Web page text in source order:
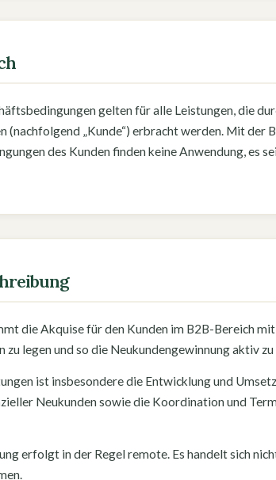
gelten für alle Leistungen, die
(nachfolgend „Kunde“) erbracht werden. Mit
des Kunden finden keine Anwendung, es
die Akquise für den Kunden im B2B-Bereich
zu legen und so die Neukundengewinnung aktiv
ist insbesondere die Entwicklung und
Neukunden sowie die Koordination und
erfolgt in der Regel remote. Es handelt sich